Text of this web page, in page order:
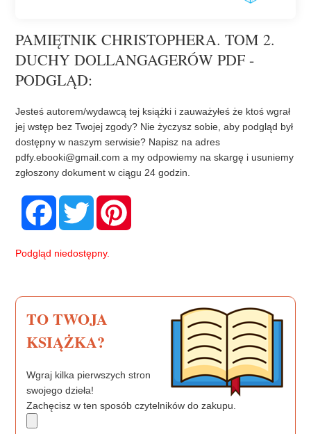
PAMIĘTNIK CHRISTOPHERA. TOM 2.
DUCHY DOLLANGAGERÓW PDF -
PODGLĄD:
Jesteś autorem/wydawcą tej książki i zauważyłeś że ktoś wgrał
jej wstęp bez Twojej zgody? Nie życzysz sobie, aby podgląd był
dostępny w naszym serwisie? Napisz na adres
pdfy.ebooki@gmail.com a my odpowiemy na skargę i usuniemy
zgłoszony dokument w ciągu 24 godzin.
F
o
T
w
e
Podgląd niedostępny.
TO TWOJA
KSIĄŻKA?
Wgraj kilka pierwszych stron
swojego dzieła!
Zachęcisz w ten sposób czytelników do zakupu.